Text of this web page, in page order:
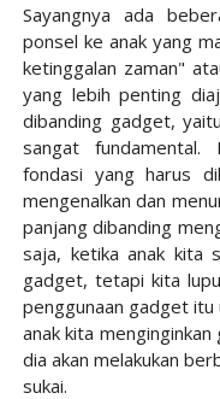
Sayangnya ada
ponsel ke anak yang
ketinggalan zaman"
yang lebih penting
dibanding gadget,
sangat
fondasi yang harus
mengenalkan dan
panjang dibanding
saja, ketika anak kita
gadget, tetapi kita
penggunaan gadget itu
anak kita
dia akan melakukan
sukai.